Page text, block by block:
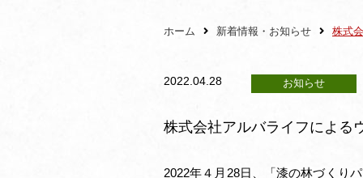
ホーム 新着情報・お知らせ 株式
2022.04.28 お知らせ
株式会社アルバライフによる
2022年４月28日、「漆の林づくり